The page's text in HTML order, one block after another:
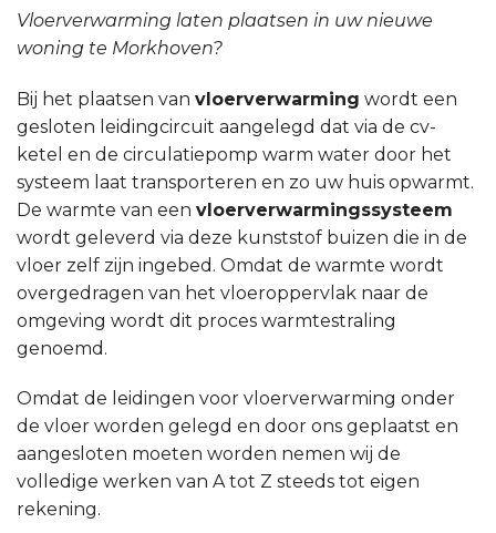
Vloerverwarming laten plaatsen in uw nieuwe
woning te Morkhoven?
Bij het plaatsen van vloerverwarming wordt een
gesloten leidingcircuit aangelegd dat via de cv-
ketel en de circulatiepomp warm water door het
systeem laat transporteren en zo uw huis opwarmt.
De warmte van een vloerverwarmingssysteem
wordt geleverd via deze kunststof buizen die in de
vloer zelf zijn ingebed. Omdat de warmte wordt
overgedragen van het vloeroppervlak naar de
omgeving wordt dit proces warmtestraling
genoemd.
Omdat de leidingen voor vloerverwarming onder
de vloer worden gelegd en door ons geplaatst en
aangesloten moeten worden nemen wij de
volledige werken van A tot Z steeds tot eigen
rekening.